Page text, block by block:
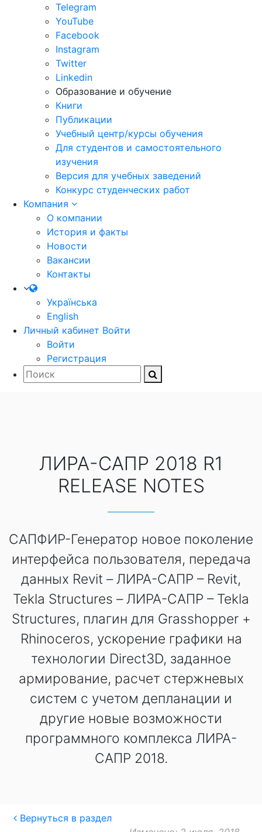
Telegram
YouTube
Facebook
Instagram
Twitter
Linkedin
Образование и обучение
Книги
Публикации
Учебный центр/курсы обучения
Для студентов и самостоятельного
изучения
Версия для учебных заведений
Конкурс студенческих работ
Компания
О компании
История и факты
Новости
Вакансии
Контакты
Українська
English
Личный кабинет Войти
Войти
Регистрация
ЛИРА-САПР 2018 R1
RELEASE NOTES
САПФИР-Генератор новое поколение
интерфейса пользователя, передача
данных Revit – ЛИРА-САПР – Revit,
Tekla Structures – ЛИРА-САПР – Tekla
Structures, плагин для Grasshopper +
Rhinoceros, ускорение графики на
технологии Direct3D, заданное
армирование, расчет стержневых
систем с учетом депланации и
другие новые возможности
программного комплекса ЛИРА-
САПР 2018.
Вернуться в раздел